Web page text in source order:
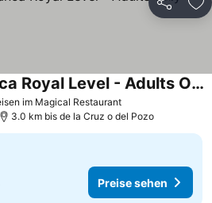
Teilen
im Magical Restaurant
Barceló Playa Blanca Royal Level - Adults Only
3.0 km bis de la Cruz o del Pozo
Preise sehen